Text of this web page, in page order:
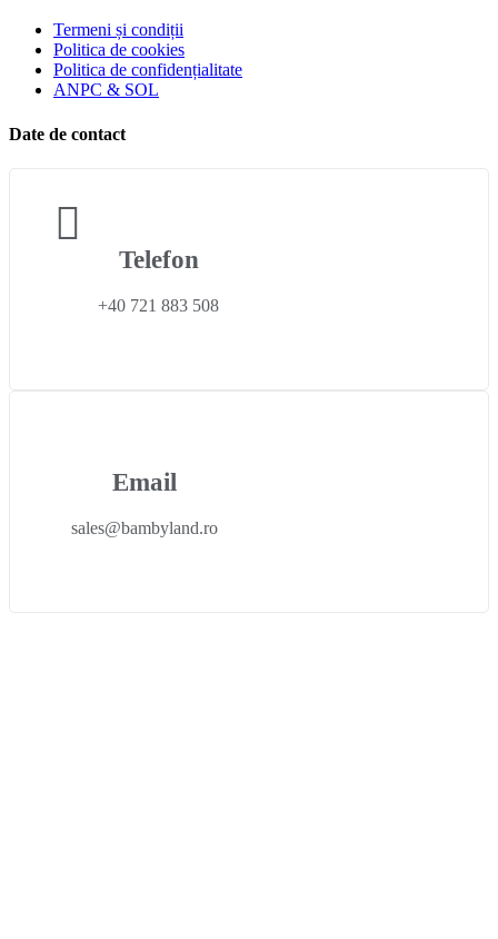
Termeni și condiții
Politica de cookies
Politica de confidențialitate
ANPC & SOL
Date de contact
Telefon
+40 721 883 508
Email
sales@bambyland.ro​